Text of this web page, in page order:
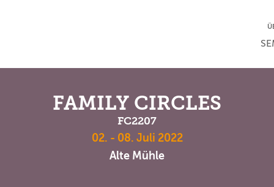
FAMILY CIRCLES
FC2207
02. - 08. Juli 2022
Alte Mühle